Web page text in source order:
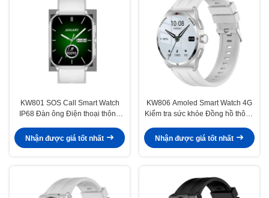
KW801 SOS Call Smart Watch
IP68 Đàn ông Điện thoại thông
Nhận được giá tốt nhất
KW806 Amoled Smart Watch 4G
Kiểm tra sức khỏe Đồng hồ thông
Nhận được giá tốt nhất